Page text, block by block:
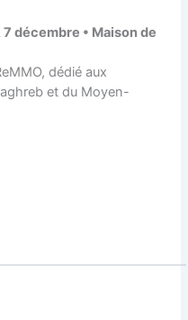
décembre • Maison de
dédié aux
et du Moyen-